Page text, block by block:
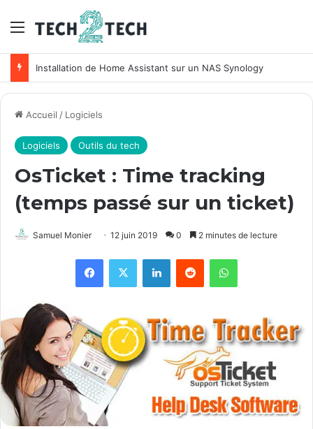
Menu
Installation de Home Assistant sur un NAS Synology
Accueil / Logiciels
Logiciels Outils du tech
OsTicket : Time tracking
(temps passé sur un ticket)
Samuel Monier 12 juin 2019 0 2 minutes de lecture
Facebook
X LinkedinReddit WhatsApp